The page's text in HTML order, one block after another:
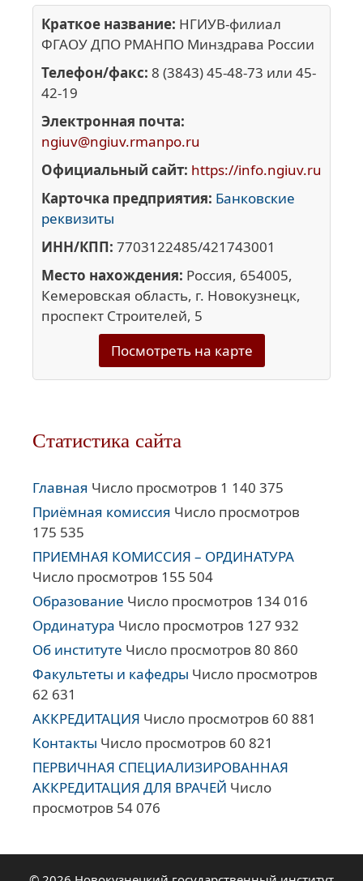
Краткое название: НГИУВ-филиал
ФГАОУ ДПО РМАНПО Минздрава России
Телефон/факс: 8 (3843) 45-48-73 или 45-
42-19
Электронная почта:
ngiuv@ngiuv.rmanpo.ru
Официальный сайт: https://info.ngiuv.ru
Карточка предприятия: Банковские
реквизиты
ИНН/КПП: 7703122485/421743001
Место нахождения: Россия, 654005,
Кемеровская область, г. Новокузнецк,
проспект Строителей, 5
Посмотреть на карте
Статистика сайта
Главная Число просмотров 1 140 375
Приёмная комиссия Число просмотров
175 535
ПРИЕМНАЯ КОМИССИЯ – ОРДИНАТУРА
Число просмотров 155 504
Образование Число просмотров 134 016
Ординатура Число просмотров 127 932
Об институте Число просмотров 80 860
Факультеты и кафедры Число просмотров
62 631
АККРЕДИТАЦИЯ Число просмотров 60 881
Контакты Число просмотров 60 821
ПЕРВИЧНАЯ СПЕЦИАЛИЗИРОВАННАЯ
АККРЕДИТАЦИЯ ДЛЯ ВРАЧЕЙ Число
просмотров 54 076